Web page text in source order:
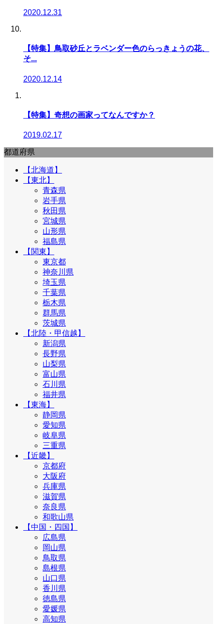
2020.12.31
【特集】鳥取砂丘とラベンダー色のらっきょうの花、
そ...
2020.12.14
【特集】奇想の画家ってなんですか？
2019.02.17
都道府県
【北海道】
【東北】
青森県
岩手県
秋田県
宮城県
山形県
福島県
【関東】
東京都
神奈川県
埼玉県
千葉県
栃木県
群馬県
茨城県
【北陸・甲信越】
新潟県
長野県
山梨県
富山県
石川県
福井県
【東海】
静岡県
愛知県
岐阜県
三重県
【近畿】
京都府
大阪府
兵庫県
滋賀県
奈良県
和歌山県
【中国・四国】
広島県
岡山県
鳥取県
島根県
山口県
香川県
徳島県
愛媛県
高知県